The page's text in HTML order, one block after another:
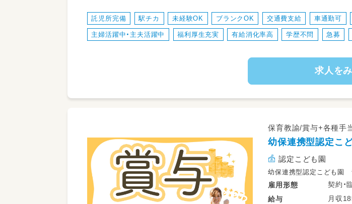
託児所完備 駅チカ 未経験OK ブランクOK 交通費支給 車通勤可
主婦活躍中・主夫活躍中 福利厚生充実 有給消化率高 学歴不問 急募
求人を
保育教諭/賞与+各種手
幼保連携型認定こ
認定こども園
幼保連携型認定こども園
雇用形態
契約・
給与
月収